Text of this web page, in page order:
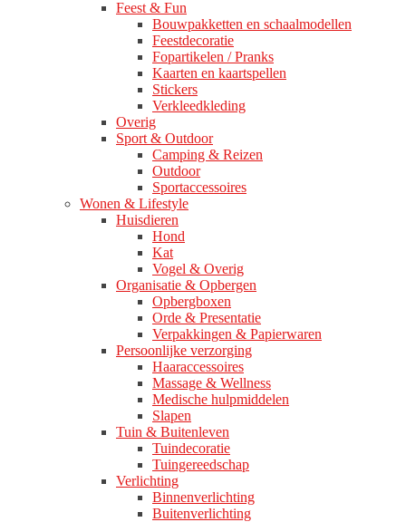
Feest & Fun
Bouwpakketten en schaalmodellen
Feestdecoratie
Fopartikelen / Pranks
Kaarten en kaartspellen
Stickers
Verkleedkleding
Overig
Sport & Outdoor
Camping & Reizen
Outdoor
Sportaccessoires
Wonen & Lifestyle
Huisdieren
Hond
Kat
Vogel & Overig
Organisatie & Opbergen
Opbergboxen
Orde & Presentatie
Verpakkingen & Papierwaren
Persoonlijke verzorging
Haaraccessoires
Massage & Wellness
Medische hulpmiddelen
Slapen
Tuin & Buitenleven
Tuindecoratie
Tuingereedschap
Verlichting
Binnenverlichting
Buitenverlichting